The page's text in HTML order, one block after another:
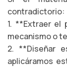
contradictorio:
1. **Extraer el
mecanismo o
2. **Diseñar
aplicáramos